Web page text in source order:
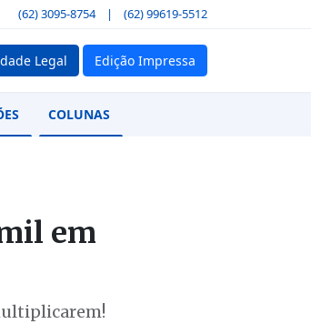
(62) 3095-8754 | (62) 99619-5512
Legal Edição Impressa
COLUNAS
em